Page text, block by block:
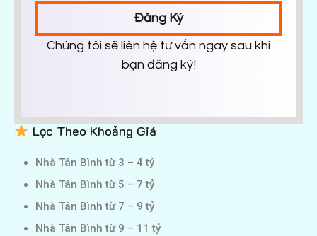
Đăng Ký
Chúng tôi sẽ liên hệ tư vấn ngay sau khi
bạn đăng ký!
Lọc Theo Khoảng Giá
Nhà Tân Bình từ 3 – 4 tỷ
Nhà Tân Bình từ 5 – 7 tỷ
Nhà Tân Bình từ 7 – 9 tỷ
Nhà Tân Bình từ 9 – 11 tỷ